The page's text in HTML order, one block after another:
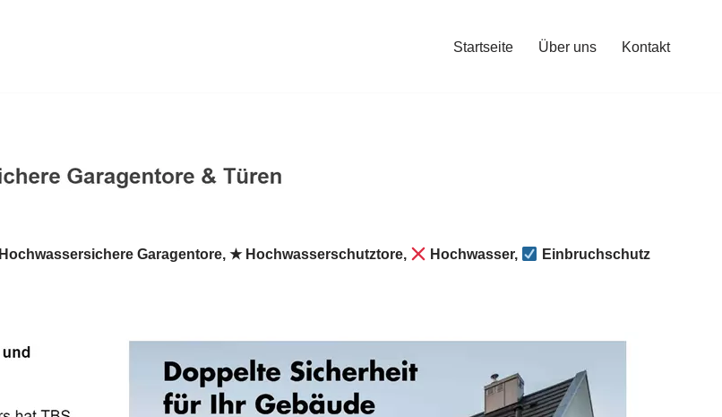
Startseite Über uns Kontakt
Hochwassersichere Garagentore, ★ Hochwasserschutztore, Hochwasser,
Einbruchschutz